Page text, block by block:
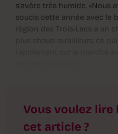
s’avère très humide. «Nous
soucis cette année avec le
région des Trois-Lacs a un
Vous voulez lire
cet article ?